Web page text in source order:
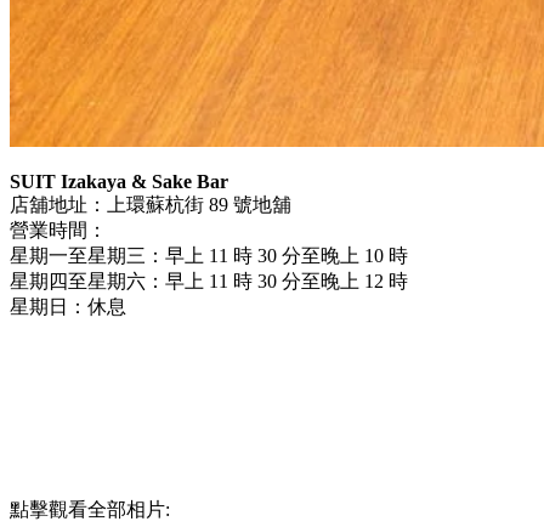
SUIT Izakaya & Sake Bar
店舖地址：上環蘇杭街 89 號地舖
營業時間：
星期一至星期三：早上 11 時 30 分至晚上 10 時
星期四至星期六：早上 11 時 30 分至晚上 12 時
星期日：休息
點擊觀看全部相片: